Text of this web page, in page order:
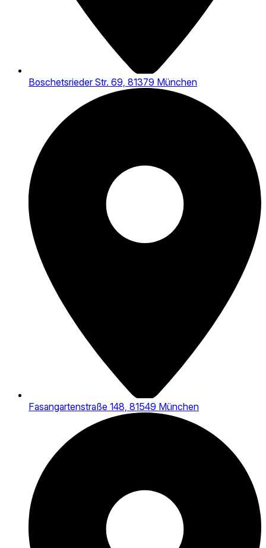
Boschetsrieder Str. 69, 81379 München
Fasangartenstraße 148, 81549 München